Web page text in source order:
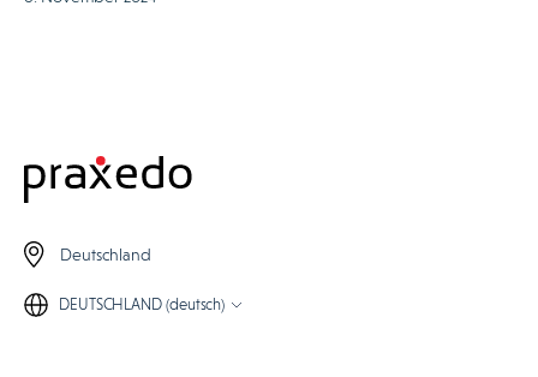
Deutschland
DEUTSCHLAND (deutsch)